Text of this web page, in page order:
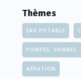
Thèmes
EAU POTABLE
POMPES,
AÉRATION